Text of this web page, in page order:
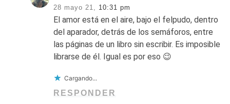
28 mayo 21,
10:31 pm
El amor está en el aire, bajo el felpudo, dentro
del aparador, detrás de los semáforos, entre
las páginas de un libro sin escribir. Es imposible
librarse de él. Igual es por eso 😉
Cargando...
RESPONDER